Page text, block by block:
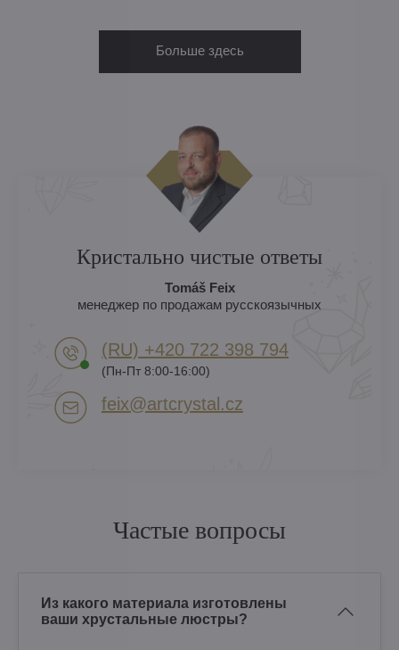
Больше здесь
Кристально чистые ответы
Tomáš Feix
менеджер по продажам русскоязычных
(RU) +420 722 398 794​
(Пн-Пт 8:00-16:00)
feix​@artcrystal​.cz
Частые вопросы
Из какого материала изготовлены
ваши хрустальные люстры?